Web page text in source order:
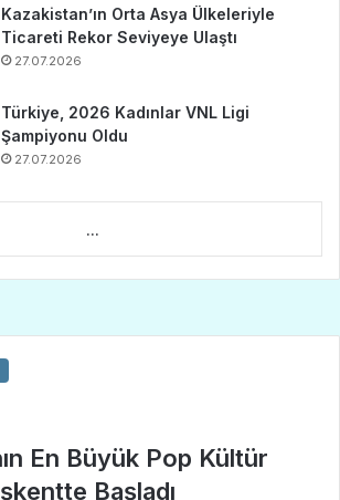
Kazakistan’ın Orta Asya Ülkeleriyle
Ticareti Rekor Seviyeye Ulaştı
27.07.2026
Türkiye, 2026 Kadınlar VNL Ligi
Şampiyonu Oldu
27.07.2026
...